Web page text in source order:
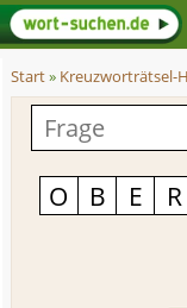
Start» Kreuzworträtsel-